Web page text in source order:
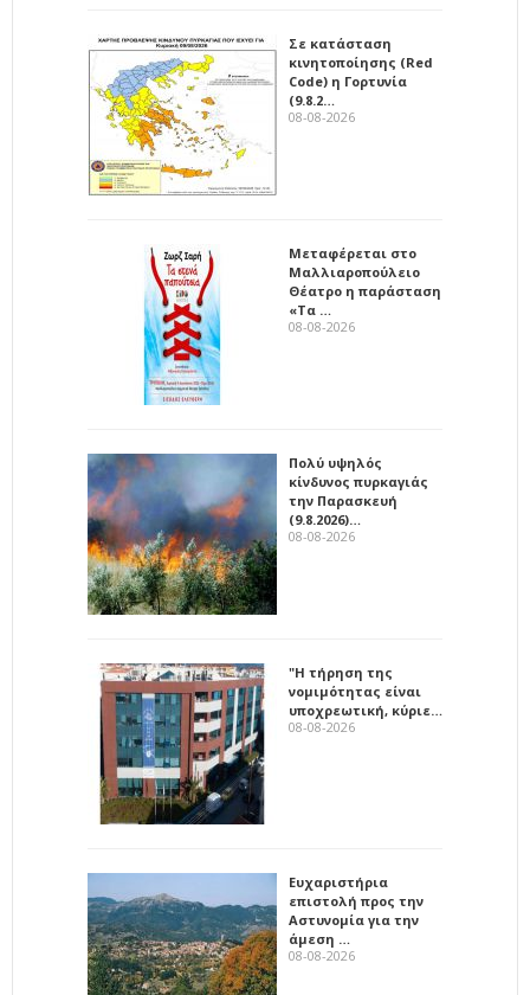
Σε κατάσταση
κινητοποίησης (Red
Code) η Γορτυνία
(9.8.2…
08-08-2026
Μεταφέρεται στο
Μαλλιαροπούλειο
Θέατρο η παράσταση
«Τα …
08-08-2026
Πολύ υψηλός
κίνδυνος πυρκαγιάς
την Παρασκευή
(9.8.2026)…
08-08-2026
"Η τήρηση της
νομιμότητας είναι
υποχρεωτική, κύριε…
08-08-2026
Ευχαριστήρια
επιστολή προς την
Αστυνομία για την
άμεση …
08-08-2026